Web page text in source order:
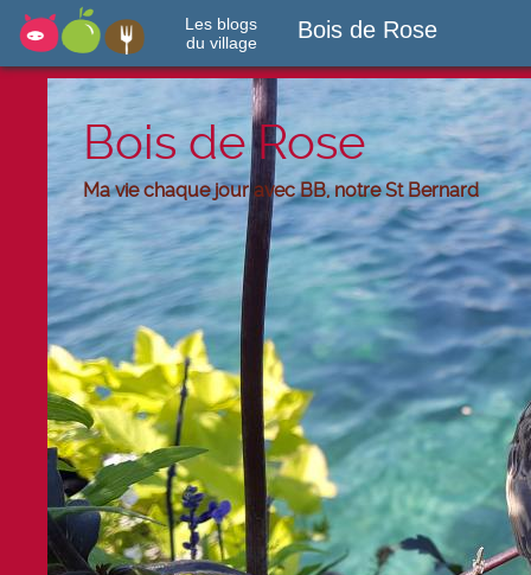
Les blogs
du village
Bois de Rose
Bois de Rose
Ma vie chaque jour avec BB, notre St Bernard